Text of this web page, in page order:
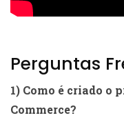
Perguntas
1) Como é criado o
Commerce?